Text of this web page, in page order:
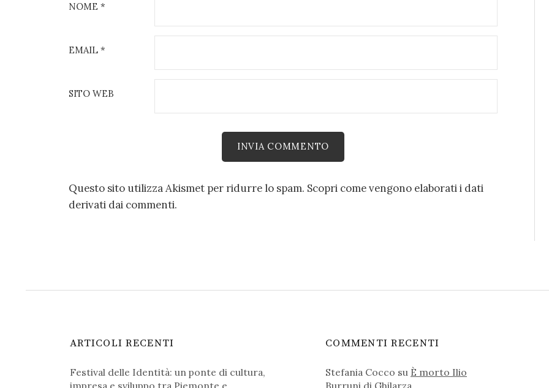
NOME *
EMAIL *
SITO WEB
Questo sito utilizza Akismet per ridurre lo spam. Scopri come vengono elaborati i dati
derivati dai commenti.
ARTICOLI RECENTI
Festival delle Identità: un ponte di cultura,
COMMENTI RECENTI
Stefania Cocco su È morto Ilio